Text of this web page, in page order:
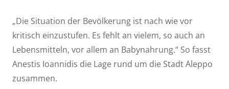
„Die Situation der Bevölkerung ist nach wie vor
kritisch einzustufen. Es fehlt an vielem, so auch an
Lebensmitteln, vor allem an Babynahrung.“ So fasst
Anestis Ioannidis die Lage rund um die Stadt Aleppo
zusammen.